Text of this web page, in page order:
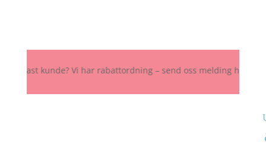
kunde? Vi har rabattordning – send oss melding her, på